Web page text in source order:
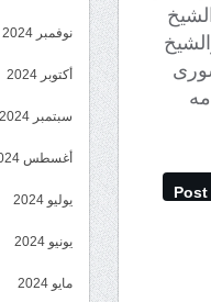
Post
نوفمبر 2024
أكتوبر 2024
سبتمبر 2024
أغسطس 2024
يوليو 2024
يونيو 2024
مايو 2024